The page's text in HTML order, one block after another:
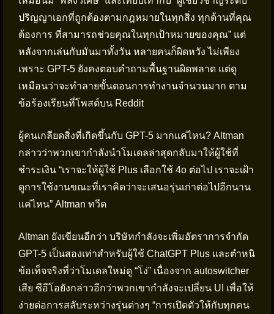
ปริญญาเอกที่ถูกต้องตามกฎหมายในทุกสิ่ง ทุกด้านที่คุณ
ต้องการ ที่สามารถช่วยคุณในทุกเป้าหมายของคุณ” แต่
หลังจากเล่นกับมันมาทั้งวัน หลายคนก็ผิดหวัง ไม่เพียง
เพราะ GPT-5 ยังคงตอบคำถามพื้นฐานผิดพลาด แต่ดู
เหมือนว่าจะทำลายขั้นตอนการทำงานจำนวนมาก ตาม
ข้อร้องเรียนที่โพสต์บน Reddit
ผู้คนเกลียดสิ่งที่เกิดขึ้นกับ GPT-5 มากแค่ไหน? Altman
กล่าวว่าพวกเขากำลังนำโมเดลล่าสุดกลับมาให้ผู้ใช้ที่
ชำระเงิน “เราจะให้ผู้ใช้ Plus เลือกใช้ 4o ต่อไป เราจะเฝ้า
ดูการใช้งานขณะที่เราคิดว่าจะเสนอรุ่นเก่าต่อไปอีกนาน
แค่ไหน” Altman ทวีต
Altman ยังเขียนอีกว่า บริษัทกำลังจะเพิ่มอัตราการจำกัด
GPT-5 เป็นสองเท่าสำหรับผู้ใช้ ChatGPT Plus และตำหนิ
ข้อเท็จจริงที่ว่าโมเดลใหม่ดู “โง่” เนื่องจาก autoswitcher
เสีย ซีอีโอยังกล่าวอีกว่าพวกเขากำลังจะเปลี่ยน UI เพื่อให้
ง่ายต่อการสลับระหว่างรุ่นต่างๆ “การเปิดตัวให้กับทุกคน